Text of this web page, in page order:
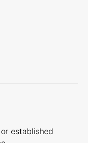
established